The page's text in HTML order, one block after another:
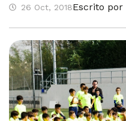
26 Oct, 2018Escrito por